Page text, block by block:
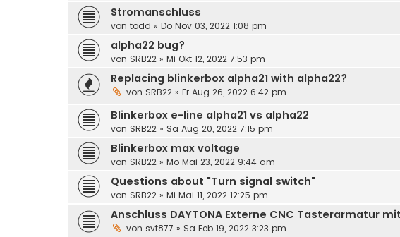
Stromanschluss
von todd » Do Nov 03, 2022 1:08 pm
alpha22 bug?
von SRB22 » Mi Okt 12, 2022 7:53 pm
Replacing blinkerbox alpha21 with alpha22?
von SRB22 » Fr Aug 26, 2022 6:42 pm
Blinkerbox e-line alpha21 vs alpha22
von SRB22 » Sa Aug 20, 2022 7:15 pm
Blinkerbox max voltage
von SRB22 » Mo Mai 23, 2022 9:44 am
Questions about "Turn signal switch"
von SRB22 » Mi Mai 11, 2022 12:25 pm
Anschluss DAYTONA Externe CNC Tasterarmatur
von svt877 » Sa Feb 19, 2022 3:23 pm